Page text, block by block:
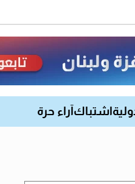
اشتباك آراء حرة